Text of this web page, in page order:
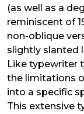
(as well as a
reminiscent of
non-oblique
slightly slanted
Like typewriter
the limitations
into a specific
This extensive